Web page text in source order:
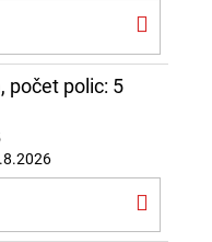
počet polic: 5